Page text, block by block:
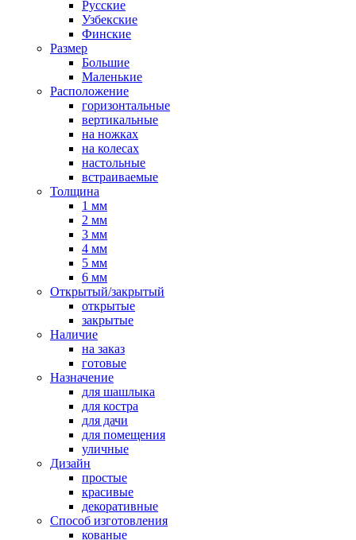
Русские
Узбекские
Финские
Размер
Большие
Маленькие
Расположение
горизонтальные
вертикальные
на ножках
на колесах
настольные
встраиваемые
Толщина
1 мм
2 мм
3 мм
4 мм
5 мм
6 мм
Открытый/закрытый
открытые
закрытые
Наличие
на заказ
готовые
Назначение
для шашлыка
для костра
для дачи
для помещения
уличные
Дизайн
простые
красивые
декоративные
Способ изготовления
кованые